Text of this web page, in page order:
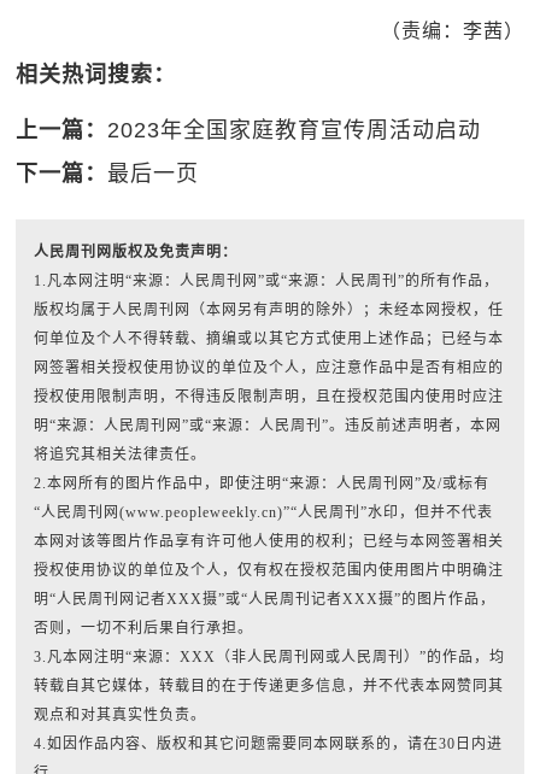
（责编：李茜）
相关热词搜索：
上一篇： 2023年全国家庭教育宣传周活动启动
下一篇：最后一页
人民周刊网版权及免责声明：
1.凡本网注明“来源：人民周刊网”或“来源：人民周刊”的所有作品，
版权均属于人民周刊网（本网另有声明的除外）；未经本网授权，任
何单位及个人不得转载、摘编或以其它方式使用上述作品；已经与本
网签署相关授权使用协议的单位及个人，应注意作品中是否有相应的
授权使用限制声明，不得违反限制声明，且在授权范围内使用时应注
明“来源：人民周刊网”或“来源：人民周刊”。违反前述声明者，本网
将追究其相关法律责任。
2.本网所有的图片作品中，即使注明“来源：人民周刊网”及/或标有
“人民周刊网(www.peopleweekly.cn)”“人民周刊”水印，但并不代表
本网对该等图片作品享有许可他人使用的权利；已经与本网签署相关
授权使用协议的单位及个人，仅有权在授权范围内使用图片中明确注
明“人民周刊网记者XXX摄”或“人民周刊记者XXX摄”的图片作品，
否则，一切不利后果自行承担。
3.凡本网注明“来源：XXX（非人民周刊网或人民周刊）”的作品，均
转载自其它媒体，转载目的在于传递更多信息，并不代表本网赞同其
观点和对其真实性负责。
4.如因作品内容、版权和其它问题需要同本网联系的，请在30日内进